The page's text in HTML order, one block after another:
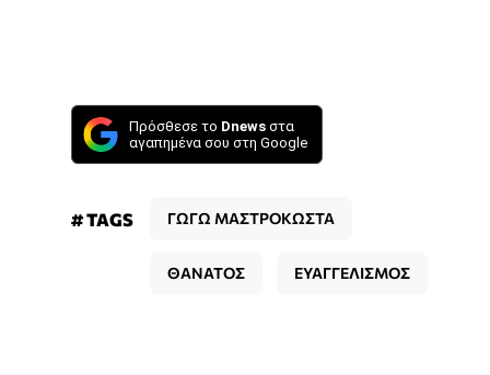
Πρόσθεσε το Dnews στα
αγαπημένα σου στη Google
# TAGS ΓΩΓΩ ΜΑΣΤΡΟΚΩΣΤΑ
ΘΑΝΑΤΟΣ ΕΥΑΓΓΕΛΙΣΜΟΣ